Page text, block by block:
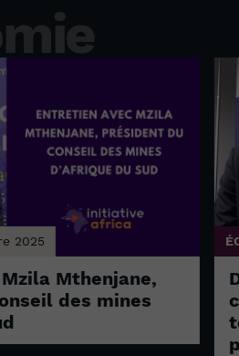
2025
Mthenjane,
des mines